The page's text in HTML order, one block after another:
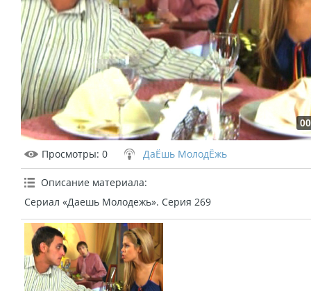
Просмотры: 0 ДаЁшь МолодЁжь
Описание материала:
Сериал «Даешь Молодежь». Серия 269